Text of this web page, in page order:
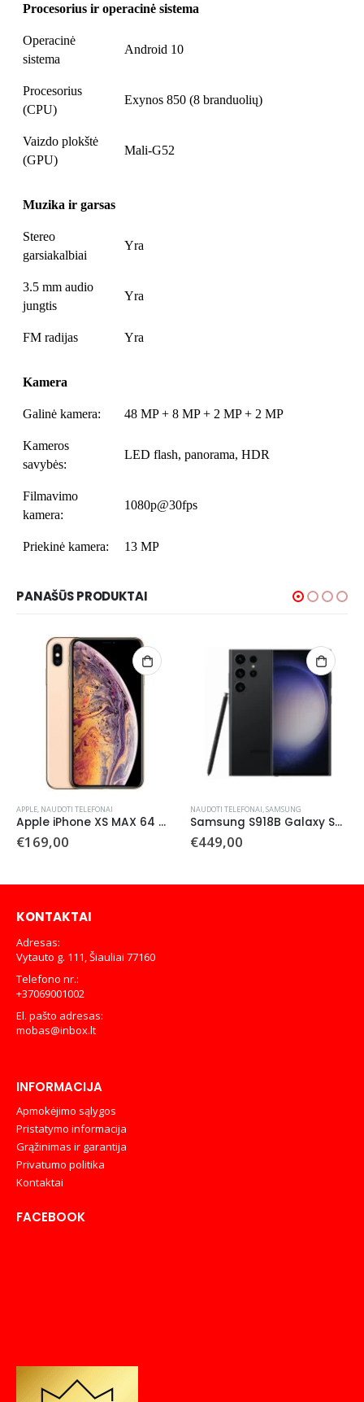
Procesorius ir operacinė sistema
Operacinė
sistema
Android 10
Procesorius
(CPU)
Exynos 850 (8 branduolių)
Vaizdo plokštė
(GPU)
Mali-G52
Muzika ir garsas
Stereo
garsiakalbiai
Yra
3.5 mm audio
jungtis
Yra
FM radijas Yra
Kamera
Galinė kamera: 48 MP + 8 MP + 2 MP + 2 MP
Kameros
savybės:
LED flash, panorama, HDR
Filmavimo
kamera:
1080p@30fps
Priekinė kamera: 13 MP
PANAŠŪS PRODUKTAI
APPLE, NAUDOTI TELEFONAI
Apple iPhone XS MAX 64 GB (naudotas)
€169,00
NAUDOTI TELEFONAI,SAMSUNG
Samsung S918B Galaxy S23 Ultra 256 GB (Naudotas)
€449,00
KONTAKTAI
Adresas:
Vytauto g. 111, Šiauliai 77160
Telefono nr.:
+37069001002
El. pašto adresas:
mobas@inbox.lt
INFORMACIJA
Apmokėjimo sąlygos
Pristatymo informacija
Grąžinimas ir garantija
Privatumo politika
Kontaktai
FACEBOOK